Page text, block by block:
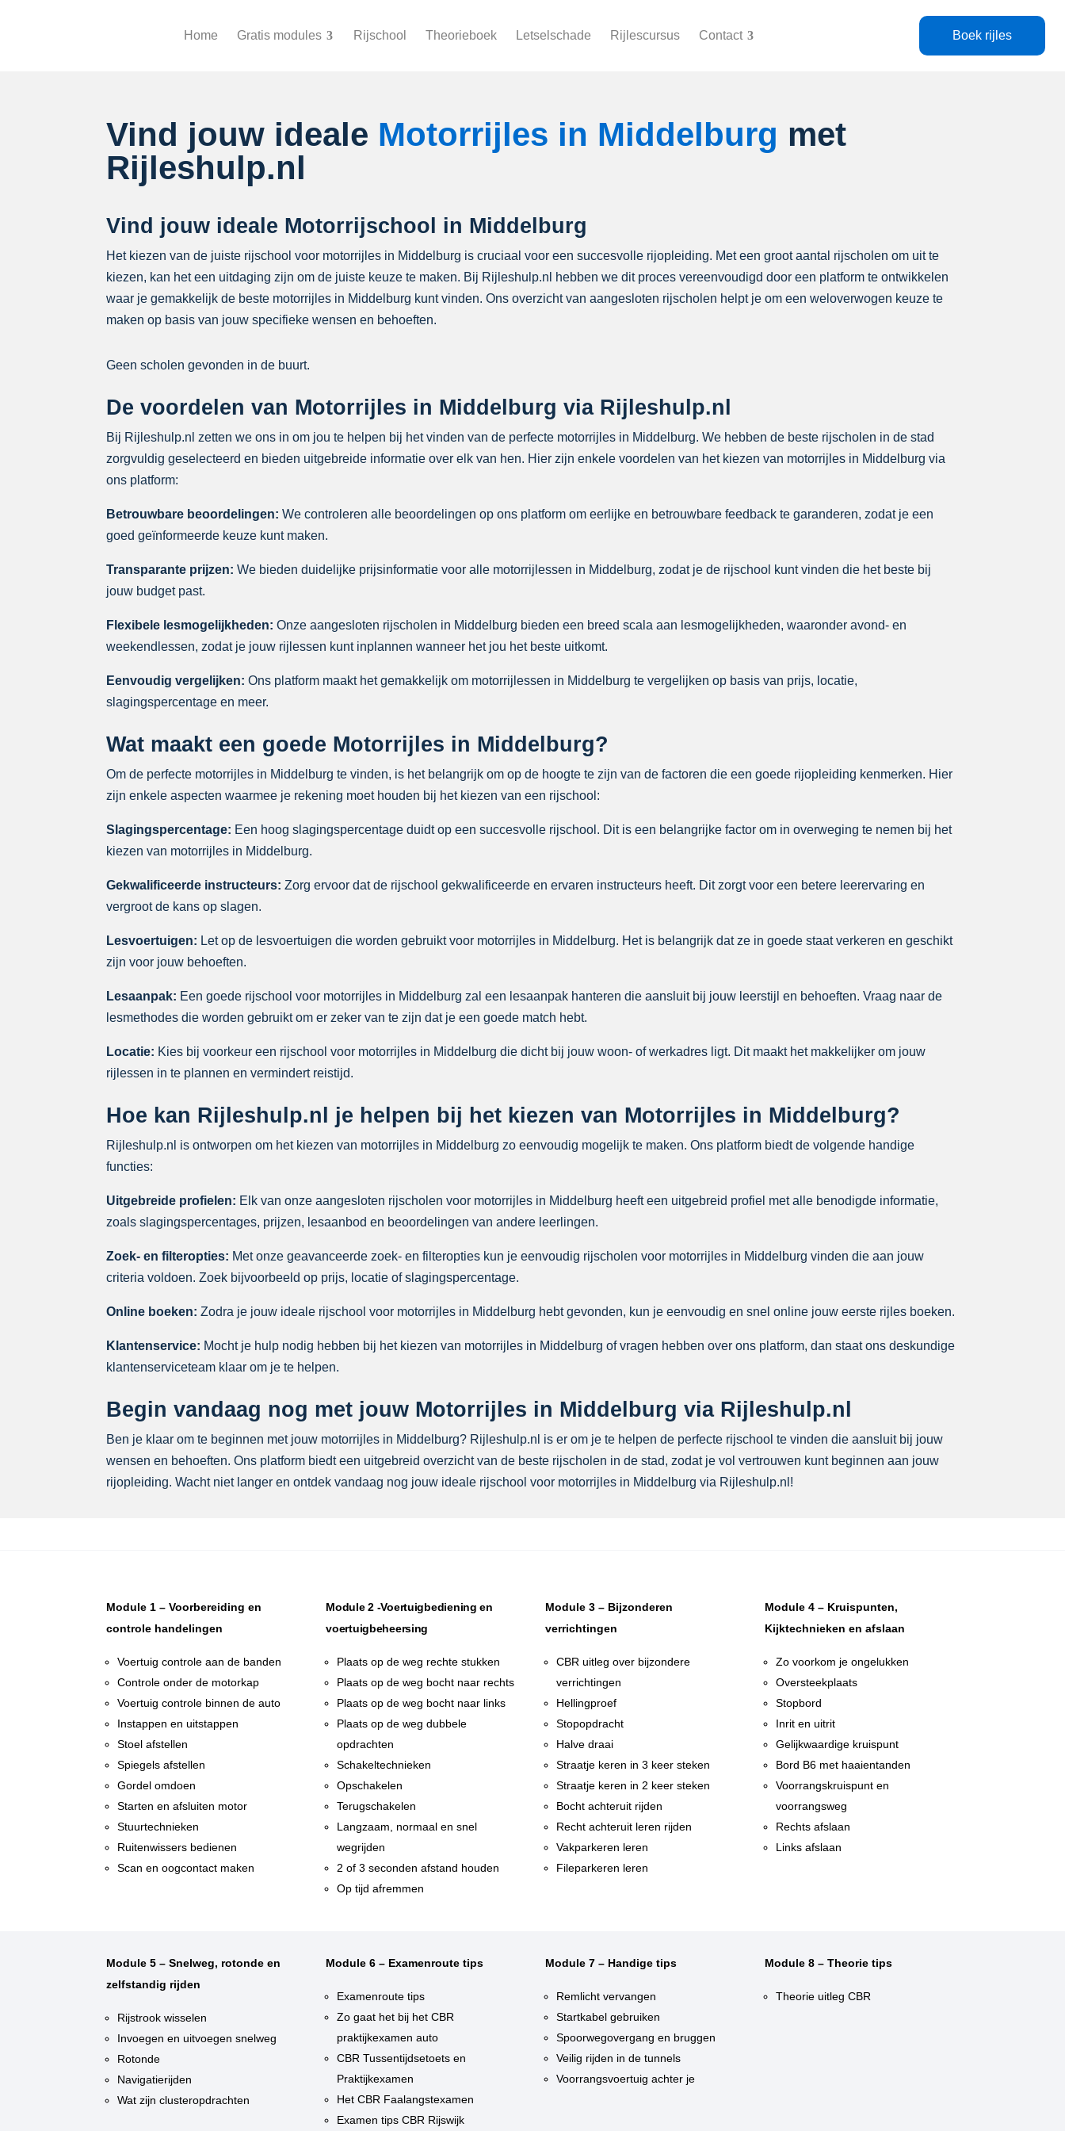
Home Gratis modules Rijschool Theorieboek Letselschade Rijlescursus Contact Boek rijles
Vind jouw ideale Motorrijles in Middelburg met
Rijleshulp.nl
Vind jouw ideale Motorrijschool in Middelburg
Het kiezen van de juiste rijschool voor motorrijles in Middelburg is cruciaal voor een succesvolle rijopleiding. Met een groot aantal rijscholen om uit te
kiezen, kan het een uitdaging zijn om de juiste keuze te maken. Bij Rijleshulp.nl hebben we dit proces vereenvoudigd door een platform te ontwikkelen
waar je gemakkelijk de beste motorrijles in Middelburg kunt vinden. Ons overzicht van aangesloten rijscholen helpt je om een weloverwogen keuze te
maken op basis van jouw specifieke wensen en behoeften.
Geen scholen gevonden in de buurt.
De voordelen van Motorrijles in Middelburg via Rijleshulp.nl
Bij Rijleshulp.nl zetten we ons in om jou te helpen bij het vinden van de perfecte motorrijles in Middelburg. We hebben de beste rijscholen in de stad
zorgvuldig geselecteerd en bieden uitgebreide informatie over elk van hen. Hier zijn enkele voordelen van het kiezen van motorrijles in Middelburg via
ons platform:
Betrouwbare beoordelingen: We controleren alle beoordelingen op ons platform om eerlijke en betrouwbare feedback te garanderen, zodat je een
goed geïnformeerde keuze kunt maken.
Transparante prijzen: We bieden duidelijke prijsinformatie voor alle motorrijlessen in Middelburg, zodat je de rijschool kunt vinden die het beste bij
jouw budget past.
Flexibele lesmogelijkheden: Onze aangesloten rijscholen in Middelburg bieden een breed scala aan lesmogelijkheden, waaronder avond- en
weekendlessen, zodat je jouw rijlessen kunt inplannen wanneer het jou het beste uitkomt.
Eenvoudig vergelijken: Ons platform maakt het gemakkelijk om motorrijlessen in Middelburg te vergelijken op basis van prijs, locatie,
slagingspercentage en meer.
Wat maakt een goede Motorrijles in Middelburg?
Om de perfecte motorrijles in Middelburg te vinden, is het belangrijk om op de hoogte te zijn van de factoren die een goede rijopleiding kenmerken. Hier
zijn enkele aspecten waarmee je rekening moet houden bij het kiezen van een rijschool:
Slagingspercentage: Een hoog slagingspercentage duidt op een succesvolle rijschool. Dit is een belangrijke factor om in overweging te nemen bij het
kiezen van motorrijles in Middelburg.
Gekwalificeerde instructeurs: Zorg ervoor dat de rijschool gekwalificeerde en ervaren instructeurs heeft. Dit zorgt voor een betere leerervaring en
vergroot de kans op slagen.
Lesvoertuigen: Let op de lesvoertuigen die worden gebruikt voor motorrijles in Middelburg. Het is belangrijk dat ze in goede staat verkeren en geschikt
zijn voor jouw behoeften.
Lesaanpak: Een goede rijschool voor motorrijles in Middelburg zal een lesaanpak hanteren die aansluit bij jouw leerstijl en behoeften. Vraag naar de
lesmethodes die worden gebruikt om er zeker van te zijn dat je een goede match hebt.
Locatie: Kies bij voorkeur een rijschool voor motorrijles in Middelburg die dicht bij jouw woon- of werkadres ligt. Dit maakt het makkelijker om jouw
rijlessen in te plannen en vermindert reistijd.
Hoe kan Rijleshulp.nl je helpen bij het kiezen van Motorrijles in Middelburg?
Rijleshulp.nl is ontworpen om het kiezen van motorrijles in Middelburg zo eenvoudig mogelijk te maken. Ons platform biedt de volgende handige
functies:
Uitgebreide profielen: Elk van onze aangesloten rijscholen voor motorrijles in Middelburg heeft een uitgebreid profiel met alle benodigde informatie,
zoals slagingspercentages, prijzen, lesaanbod en beoordelingen van andere leerlingen.
Zoek- en filteropties: Met onze geavanceerde zoek- en filteropties kun je eenvoudig rijscholen voor motorrijles in Middelburg vinden die aan jouw
criteria voldoen. Zoek bijvoorbeeld op prijs, locatie of slagingspercentage.
Online boeken: Zodra je jouw ideale rijschool voor motorrijles in Middelburg hebt gevonden, kun je eenvoudig en snel online jouw eerste rijles boeken.
Klantenservice: Mocht je hulp nodig hebben bij het kiezen van motorrijles in Middelburg of vragen hebben over ons platform, dan staat ons deskundige
klantenserviceteam klaar om je te helpen.
Begin vandaag nog met jouw Motorrijles in Middelburg via Rijleshulp.nl
Ben je klaar om te beginnen met jouw motorrijles in Middelburg? Rijleshulp.nl is er om je te helpen de perfecte rijschool te vinden die aansluit bij jouw
wensen en behoeften. Ons platform biedt een uitgebreid overzicht van de beste rijscholen in de stad, zodat je vol vertrouwen kunt beginnen aan jouw
rijopleiding. Wacht niet langer en ontdek vandaag nog jouw ideale rijschool voor motorrijles in Middelburg via Rijleshulp.nl!
Module 1 – Voorbereiding en
controle handelingen
Voertuig controle aan de banden
Controle onder de motorkap
Voertuig controle binnen de auto
Instappen en uitstappen
Stoel afstellen
Spiegels afstellen
Gordel omdoen
Starten en afsluiten motor
Stuurtechnieken
Ruitenwissers bedienen
Scan en oogcontact maken
Module 2 -Voertuigbediening en
voertuigbeheersing
Plaats op de weg rechte stukken
Plaats op de weg bocht naar rechts
Plaats op de weg bocht naar links
Plaats op de weg dubbele
opdrachten
Schakeltechnieken
Opschakelen
Terugschakelen
Langzaam, normaal en snel
wegrijden
2 of 3 seconden afstand houden
Op tijd afremmen
Module 3 – Bijzonderen
verrichtingen
CBR uitleg over bijzondere
verrichtingen
Hellingproef
Stopopdracht
Halve draai
Straatje keren in 3 keer steken
Straatje keren in 2 keer steken
Bocht achteruit rijden
Recht achteruit leren rijden
Vakparkeren leren
Fileparkeren leren
Module 4 – Kruispunten,
Kijktechnieken en afslaan
Zo voorkom je ongelukken
Oversteekplaats
Stopbord
Inrit en uitrit
Gelijkwaardige kruispunt
Bord B6 met haaientanden
Voorrangskruispunt en
voorrangsweg
Rechts afslaan
Links afslaan
Module 5 – Snelweg, rotonde en
zelfstandig rijden
Rijstrook wisselen
Invoegen en uitvoegen snelweg
Rotonde
Navigatierijden
Wat zijn clusteropdrachten
Module 6 – Examenroute tips
Examenroute tips
Zo gaat het bij het CBR
praktijkexamen auto
CBR Tussentijdsetoets en
Praktijkexamen
Het CBR Faalangstexamen
Examen tips CBR Rijswijk
Module 7 – Handige tips
Remlicht vervangen
Startkabel gebruiken
Spoorwegovergang en bruggen
Veilig rijden in de tunnels
Voorrangsvoertuig achter je
Module 8 – Theorie tips
Theorie uitleg CBR